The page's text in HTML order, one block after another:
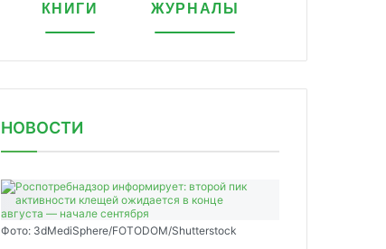
КНИГИ ЖУРНАЛЫ
НОВОСТИ
Фото: 3dMediSphere/FOTODOM/Shutterstock